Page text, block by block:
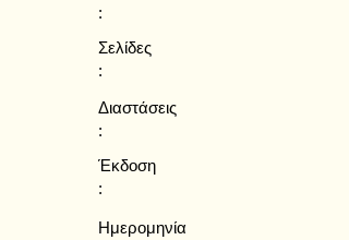
:
Σελίδες
:
Διαστάσεις
:
Έκδοση
:
Ημερομηνία